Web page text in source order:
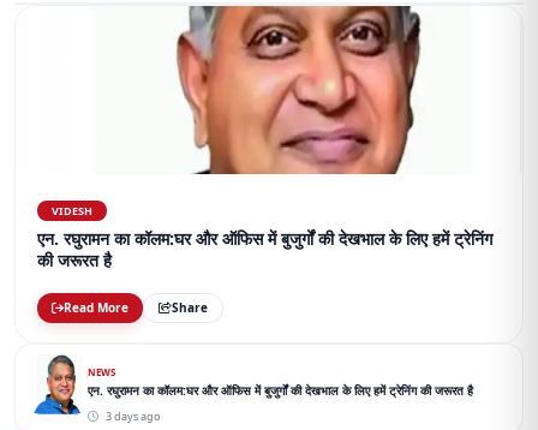
VIDESH
एन. रघुरामन का कॉलम:घर और ऑफिस में बुजुर्गों की देखभाल के लिए हमें ट्रेनिंग
की जरूरत है
Read More Share
NEWS
एन. रघुरामन का कॉलम:घर और ऑफिस में बुजुर्गों की देखभाल के लिए हमें ट्रेनिंग की जरूरत है
3 days ago